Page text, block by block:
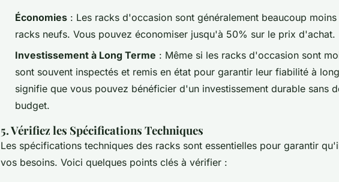
Économies : Les racks d'occasion sont généralement beaucoup
racks neufs. Vous pouvez économiser jusqu'à 50% sur le prix d'achat.
Investissement à Long Terme : Même si les racks d'occasion sont
sont souvent inspectés et remis en état pour garantir leur fiabilité à
signifie que vous pouvez bénéficier d'un investissement durable sans
budget.
5. Vérifiez les Spécifications Techniques
Les spécifications techniques des racks sont essentielles pour garantir
vos besoins. Voici quelques points clés à vérifier :